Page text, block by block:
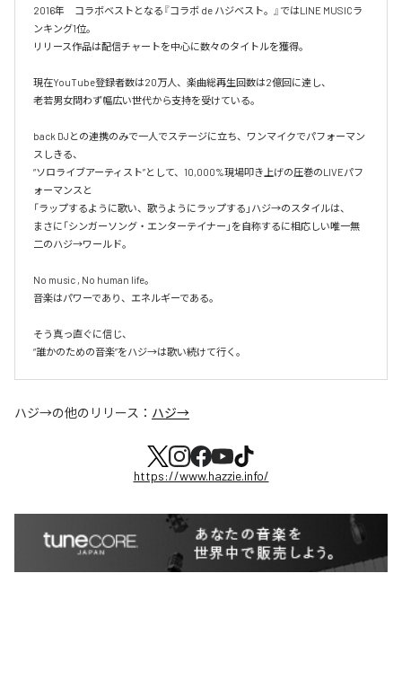
2016年　コラボベストとなる『コラボ de ハジベスト。』ではLINE MUSICラ
ンキング1位。
リリース作品は配信チャートを中心に数々のタイトルを獲得。
現在YouTube登録者数は20万人、楽曲総再生回数は2億回に達し、
老若男女問わず幅広い世代から支持を受けている。
back DJとの連携のみで一人でステージに立ち、ワンマイクでパフォーマン
スしきる、
“ソロライブアーティスト”として、10,000%現場叩き上げの圧巻のLIVEパフ
ォーマンスと
「ラップするように歌い、歌うようにラップする」ハジ→のスタイルは、
まさに「シンガーソング・エンターテイナー」を自称するに相応しい唯一無
二のハジ→ワールド。
No music , No human life。
音楽はパワーであり、エネルギーである。
そう真っ直ぐに信じ、
ハジ→の他のリリース： ハジ→
https://www.hazzie.info/